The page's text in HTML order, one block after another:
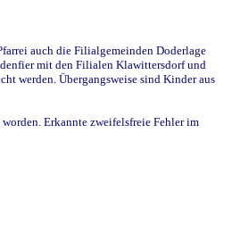
auch die Filialgemeinden Doderlage
mit den Filialen Klawittersdorf und
werden. Übergangsweise sind Kinder aus
Erkannte zweifelsfreie Fehler im